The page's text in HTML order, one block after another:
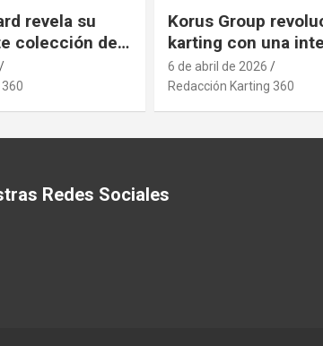
revela su
colección de
Korus Group
karting con una
industrial
anticipa a posibles
movimietos que
6 de abril de 2026
Redacción Karting 360
Redes Sociales